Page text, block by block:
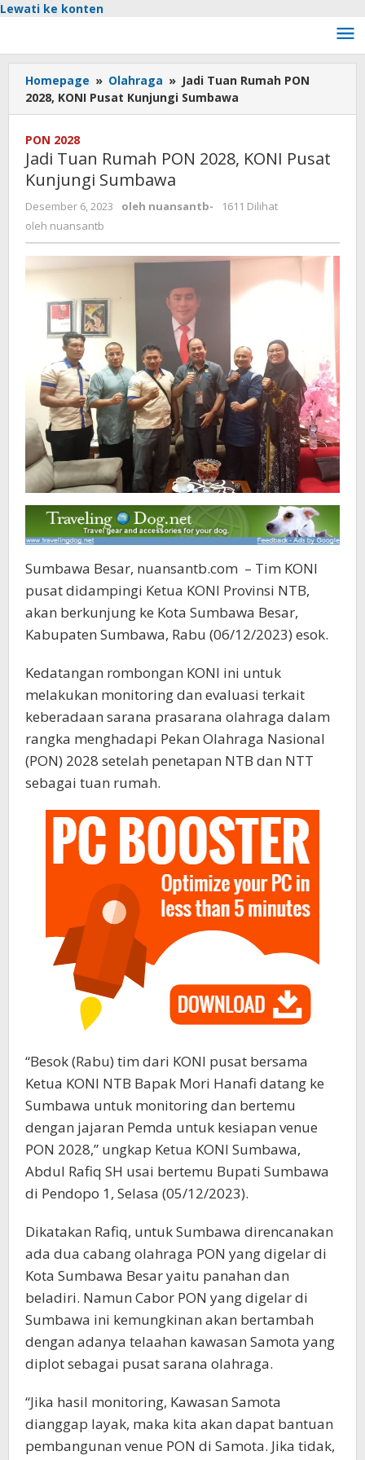
Lewati ke konten
Homepage » Olahraga » Jadi Tuan Rumah PON
2028, KONI Pusat Kunjungi Sumbawa
PON 2028
Jadi Tuan Rumah PON 2028, KONI Pusat
Kunjungi Sumbawa
Desember 6, 2023 oleh nuansantb-
1611 Dilihat
oleh nuansantb
Sumbawa Besar, nuansantb.com – Tim KONI
pusat didampingi Ketua KONI Provinsi NTB,
akan berkunjung ke Kota Sumbawa Besar,
Kabupaten Sumbawa, Rabu (06/12/2023) esok.
Kedatangan rombongan KONI ini untuk
melakukan monitoring dan evaluasi terkait
keberadaan sarana prasarana olahraga dalam
rangka menghadapi Pekan Olahraga Nasional
(PON) 2028 setelah penetapan NTB dan NTT
sebagai tuan rumah.
“Besok (Rabu) tim dari KONI pusat bersama
Ketua KONI NTB Bapak Mori Hanafi datang ke
Sumbawa untuk monitoring dan bertemu
dengan jajaran Pemda untuk kesiapan venue
PON 2028,” ungkap Ketua KONI Sumbawa,
Abdul Rafiq SH usai bertemu Bupati Sumbawa
di Pendopo 1, Selasa (05/12/2023).
Dikatakan Rafiq, untuk Sumbawa direncanakan
ada dua cabang olahraga PON yang digelar di
Kota Sumbawa Besar yaitu panahan dan
beladiri. Namun Cabor PON yang digelar di
Sumbawa ini kemungkinan akan bertambah
dengan adanya telaahan kawasan Samota yang
diplot sebagai pusat sarana olahraga.
“Jika hasil monitoring, Kawasan Samota
dianggap layak, maka kita akan dapat bantuan
pembangunan venue PON di Samota. Jika tidak,